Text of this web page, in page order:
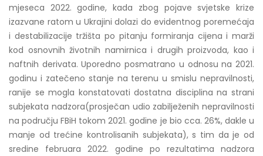
mjeseca 2022. godine, kada zbog pojave svjetske krize
izazvane ratom u Ukrajini dolazi do evidentnog poremećaja
i destabilizacije tržišta po pitanju formiranja cijena i marži
kod osnovnih životnih namirnica i drugih proizvoda, kao i
naftnih derivata. Uporedno posmatrano u odnosu na 2021.
godinu i zatečeno stanje na terenu u smislu nepravilnosti,
ranije se mogla konstatovati dostatna disciplina na strani
subjekata nadzora(prosječan udio zabilježenih nepravilnosti
na području FBiH tokom 2021. godine je bio cca. 26%, dakle u
manje od trećine kontrolisanih subjekata), s tim da je od
sredine februara 2022. godine po rezultatima nadzora